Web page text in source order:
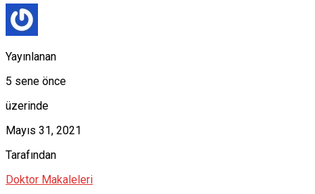
Yayınlanan
5 sene önce
üzerinde
Mayıs 31, 2021
Tarafından
Doktor Makaleleri